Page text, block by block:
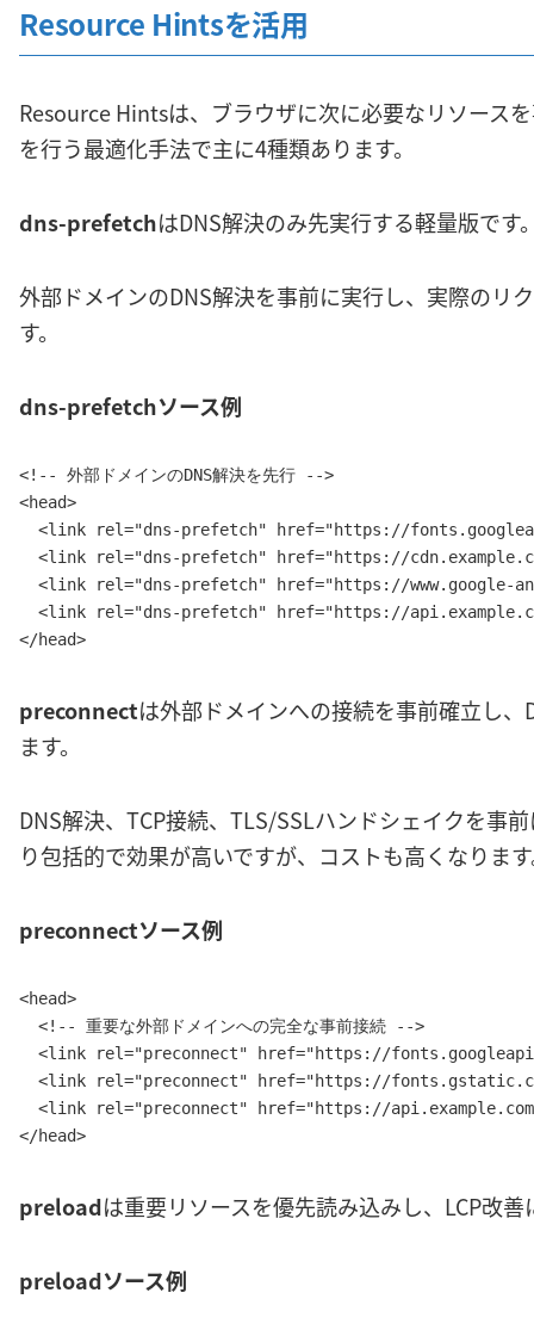
Resource Hintsを活用
Resource Hintsは、ブラウザに次に必要なリソース
を行う最適化手法で主に4種類あります。
dns-prefetchはDNS解決のみ先実行する軽量版です
外部ドメインのDNS解決を事前に実行し、実際のリ
す。
dns-prefetchソース例
<!-- 外部ドメインのDNS解決を先行 -->
<head>
<link rel="dns-prefetch" href="https://
<link rel="dns-prefetch" href="https://
<link rel="dns-prefetch" href="https://www.google-
<link rel="dns-prefetch" href="https://
</head>
preconnectは外部ドメインへの接続を事前確立し
ます。
DNS解決、TCP接続、TLS/SSLハンドシェイクを事
り包括的で効果が高いですが、コストも高くなりま
preconnectソース例
<head>
  <!-- 重要な外部ドメインへの完全な事前接続 -->
<link rel="preconnect" href="https://
<link rel="preconnect" href="https://
<link rel="preconnect" href="https://
</head>
preloadは重要リソースを優先読み込みし、LCP改善
preloadソース例